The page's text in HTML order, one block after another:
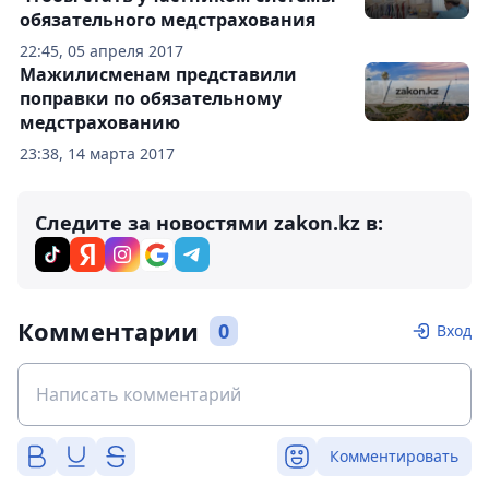
22:45, 05 апреля 2017
обязательного медстрахования
23:38, 14 марта 2017
Мажилисменам представили
поправки по обязательному
медстрахованию
Следите за новостями zakon.kz в:
Комментарии 0 Вход
Комментировать